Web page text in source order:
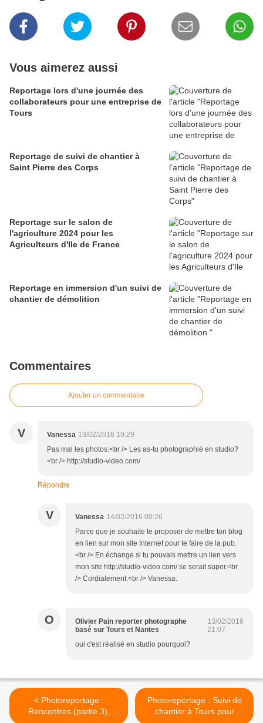
Vous aimerez aussi
Reportage lors d'une journée des
collaborateurs pour une entreprise de
Tours
Reportage de suivi de chantier à
Saint Pierre des Corps
Reportage sur le salon de
l'agriculture 2024 pour les
Agriculteurs d'Ile de France
Reportage en immersion d'un suivi de
chantier de démolition
Commentaires
Ajouter un commentaire
V Vanessa 13/02/2016 19:29
Pas mal les photos.<br /> Les as-tu photographié en studio?
<br /> http://studio-video.com/
Répondre
V Vanessa 14/02/2016 00:26
Parce que je souhaite te proposer de mettre ton blog
en lien sur mon site Internet pour te faire de la pub.
<br /> En échange si tu pouvais mettre un lien vers
mon site http://studio-video.com/ se serait super.<br
/> Cordialement.<br /> Vanessa.
O
Olivier Pain reporter photographe
basé sur Tours et Nantes
13/02/2016
21:07
oui c'est réalisé en studio pourquoi?
< Photoreportage :
Rencontres (partie 3),
Photoreportage : Suivi de
chantier à Tours pour